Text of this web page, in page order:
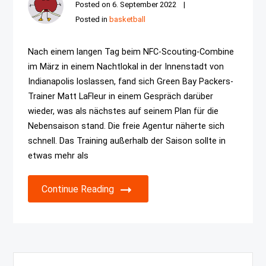
Posted on6. September 2022
Posted in basketball
Nach einem langen Tag beim NFC-Scouting-Combine
im März in einem Nachtlokal in der Innenstadt von
Indianapolis loslassen, fand sich Green Bay Packers-
Trainer Matt LaFleur in einem Gespräch darüber
wieder, was als nächstes auf seinem Plan für die
Nebensaison stand. Die freie Agentur näherte sich
schnell. Das Training außerhalb der Saison sollte in
etwas mehr als
Continue Reading